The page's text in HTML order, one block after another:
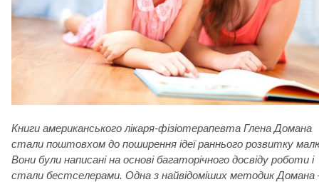
Книги американського лікаря-фізіотерапевта Глена Домана
стали поштовхом до поширення ідеї раннього розвитку
Вони були написані на основі багаторічного досвіду роботи і
стали бестселерами. Одна з найвідоміших методик Домана